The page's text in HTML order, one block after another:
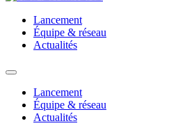
Lancement
Équipe & réseau
Actualités
Lancement
Équipe & réseau
Actualités